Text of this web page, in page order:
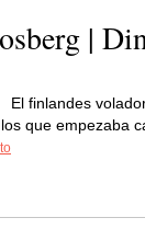
|
El finlandes
que empezaba